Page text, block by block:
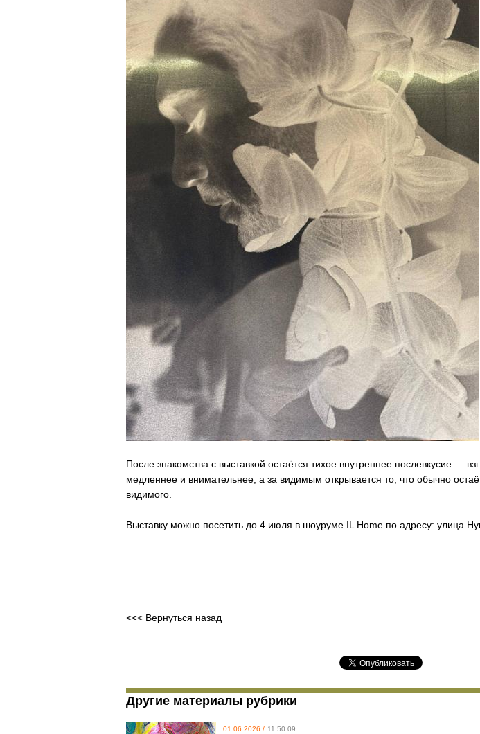
После знакомства с выставкой остаётся тихое внутреннее послевкусие —
медленнее и внимательнее, а за видимым открывается то, что обычно
видимого.
Выставку можно посетить до 4 июля в шоуруме IL Home по адресу: улица
<<< Вернуться назад
Другие материалы рубрики
01.06.2026 / 11:50:09